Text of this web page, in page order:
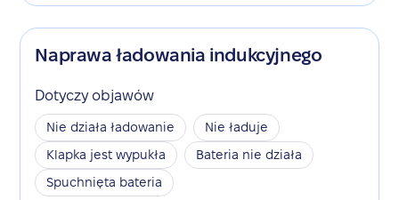
Naprawa ładowania indukcyjnego
Dotyczy objawów
Nie działa ładowanie
Nie ładuje
Klapka jest wypukła
Bateria nie działa
Spuchnięta bateria